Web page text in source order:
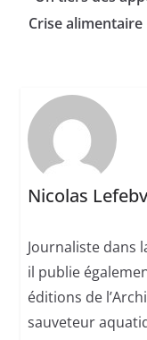
Crise alimentaire
Nicolas
Journaliste dans
il publie
éditions de
sauveteur